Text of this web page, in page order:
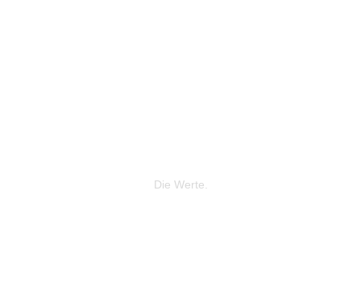
Die Werte.